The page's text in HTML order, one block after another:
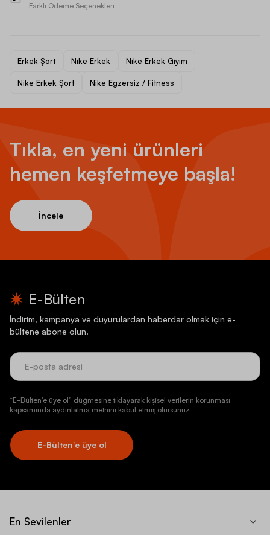
Farklı Ödeme Seçenekleri
Erkek Şort Nike Erkek Nike Erkek Giyim
Nike Erkek Şort Nike Egzersiz / Fitness
Tıkla, en yeni ürünleri
hemen keşfetmeye başla!
İncele
E-Bülten
İndirim, kampanya ve duyurulardan haberdar olmak için e-
bültene abone olun.
“E-Bülten’e üye ol” düğmesine tıklayarak kişisel verilerin korunması
kapsamında aydınlatma metnini kabul etmiş olursunuz.
E-Bülten’e üye ol
En Sevilenler